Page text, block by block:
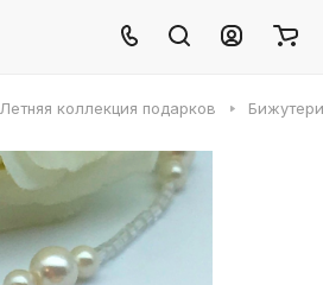
Летняя коллекция подарков